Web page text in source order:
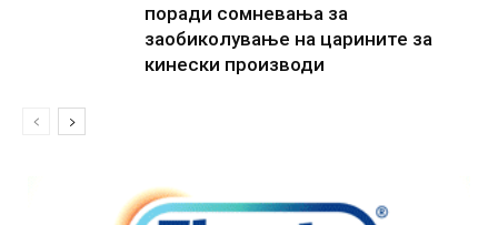
поради сомневања за
заобиколување на царините за
кинески производи